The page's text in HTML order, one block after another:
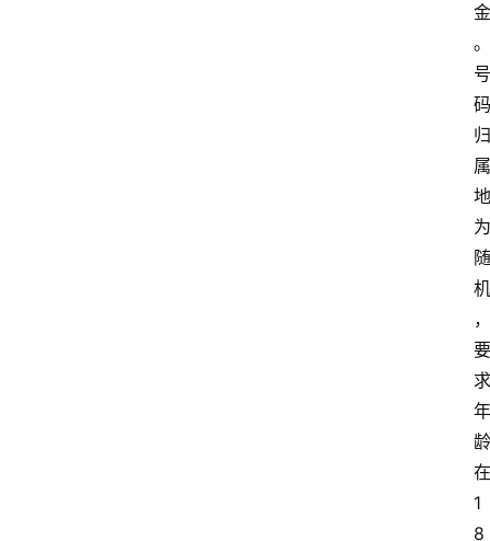
金
。
号
码
归
属
地
为
随
机
，
要
求
年
龄
在
1
8